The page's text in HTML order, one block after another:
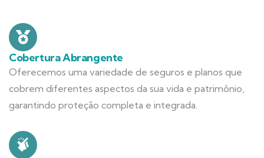
Cobertura Abrangente
Oferecemos uma variedade de seguros e planos que
cobrem diferentes aspectos da sua vida e patrimônio,
garantindo proteção completa e integrada.